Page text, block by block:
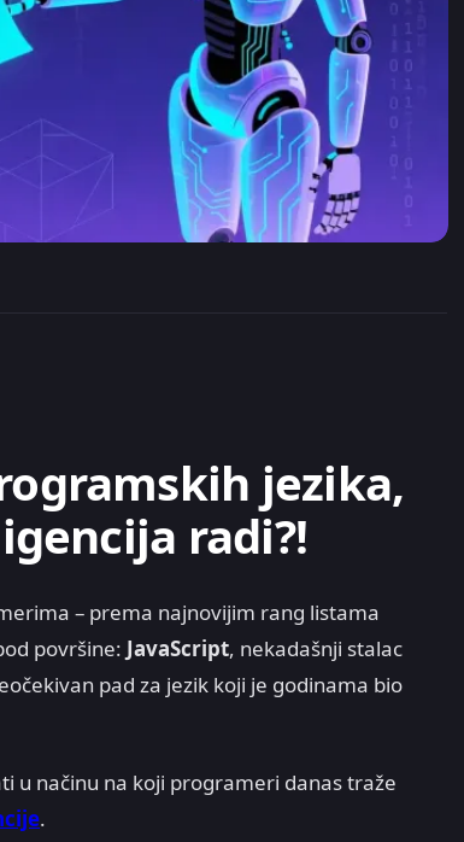
jezika,
radi?!
– prema najnovijim rang listama
površine: JavaScript, nekadašnji stalac
pad za jezik koji je godinama bio
u načinu na koji programeri danas traže
.